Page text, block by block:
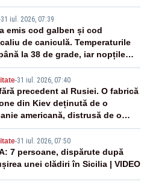
31 iul. 2026, 07:39
emis cod galben și cod
de caniculă. Temperaturile
la 38 de grade, iar nopțile
tropicale
-31 iul. 2026, 07:40
precedent al Rusiei. O fabrică
din Kiev deținută de o
americană, distrusă de o
rusească
-31 iul. 2026, 07:50
7 persoane, dispărute după
unei clădiri în Sicilia | VIDEO